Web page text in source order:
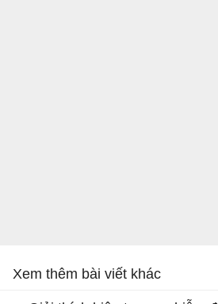
Xem thêm bài viết khác